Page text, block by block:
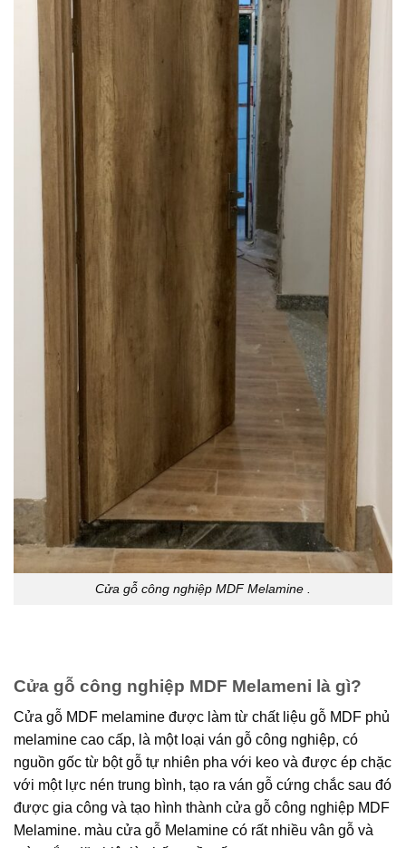
Cửa gỗ công nghiệp MDF Melamine .
Cửa gỗ công nghiệp MDF Melameni là gì?
Cửa gỗ MDF melamine được làm từ chất liệu gỗ MDF phủ
melamine cao cấp, là một loại ván gỗ công nghiệp, có
nguồn gốc từ bột gỗ tự nhiên pha với keo và được ép chặc
với một lực nén trung bình, tạo ra ván gỗ cứng chắc sau đó
được gia công và tạo hình thành cửa gỗ công nghiệp MDF
Melamine. màu cửa gỗ Melamine có rất nhiều vân gỗ và